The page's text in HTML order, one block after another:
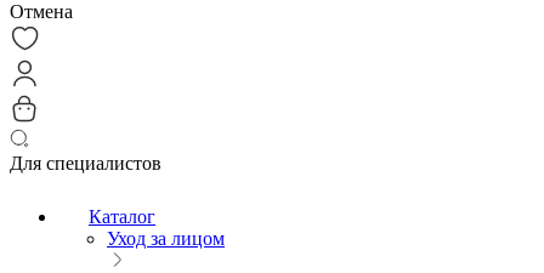
Отмена
Для специалистов
Каталог
Уход за лицом